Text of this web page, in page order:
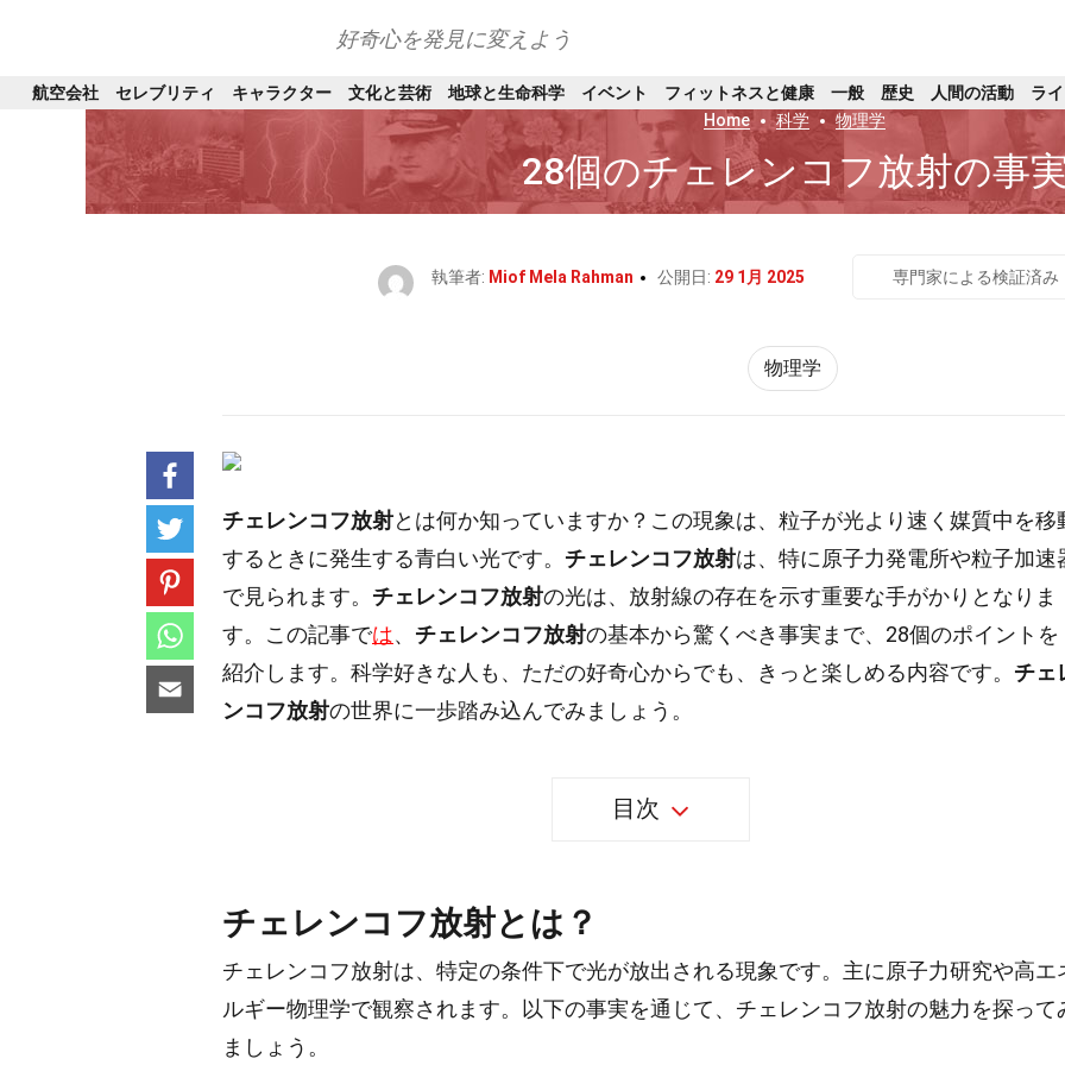
好奇心を発見に変えよう
航空会社 セレブリティ キャラクター 文化と芸術 地球と生命科学 イベント フィットネスと健康 一般 歴史 人間の活動 ラ
Home
科学 物理学
28個のチェレンコフ放射の事実
執筆者: Miof Mela Rahman 公開日: 29 1月 2025 専門家による検証済み
物理学
チェレンコフ放射とは何か知っていますか？この現象は、粒子が光より速く媒質中を移
するときに発生する青白い光です。 チェレンコフ放射は、特に原子力発電所や粒子加速
で見られます。 チェレンコフ放射の光は、放射線の存在を示す重要な手がかりとなりま
す。この記事では、 チェレンコフ放射の基本から驚くべき事実まで、28個のポイントを
紹介します。科学好きな人も、ただの好奇心からでも、きっと楽しめる内容です。 チェ
ンコフ放射の世界に一歩踏み込んでみましょう。
目次
チェレンコフ放射とは？
チェレンコフ放射は、特定の条件下で光が放出される現象です。主に原子力研究や高エ
ルギー物理学で観察されます。以下の事実を通じて、チェレンコフ放射の魅力を探って
ましょう。